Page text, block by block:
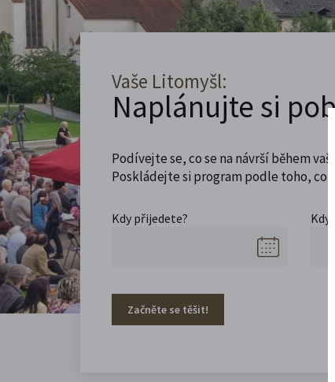
Vaše Litomyšl:
Naplánujte si
Podívejte se, co se na návrší během vaší
Poskládejte si program podle toho, co
Kdy přijedete? Kdy
Začněte se těšit!